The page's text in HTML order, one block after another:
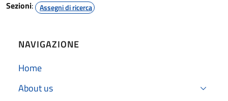
Sezioni: Assegni di ricerca
NAVIGAZIONE
Home
About us